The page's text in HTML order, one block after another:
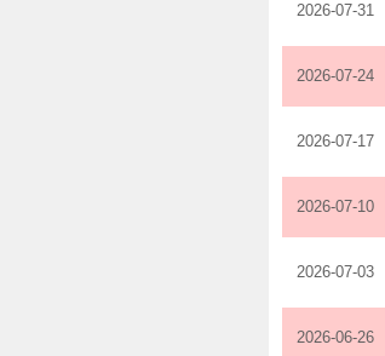
2026-07-31
2026-07-24
2026-07-17
2026-07-10
2026-07-03
2026-06-26